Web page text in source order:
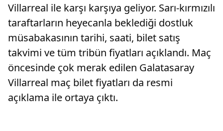
Villarreal ile karşı karşıya geliyor. Sarı-kırmızılı
taraftarların heyecanla beklediği dostluk
müsabakasının tarihi, saati, bilet satış
takvimi ve tüm tribün fiyatları açıklandı. Maç
öncesinde çok merak edilen Galatasaray
Villarreal maç bilet fiyatları da resmi
açıklama ile ortaya çıktı.